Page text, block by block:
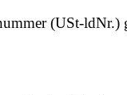
(USt-ldNr.)